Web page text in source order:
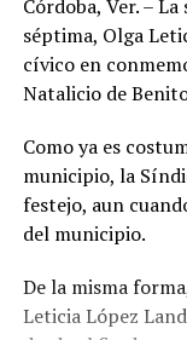
Córdoba, Ver. –
séptima, Olga
cívico en
Natalicio de
Como ya es
municipio, la
festejo, aun
del municipio.
De la misma
Leticia López